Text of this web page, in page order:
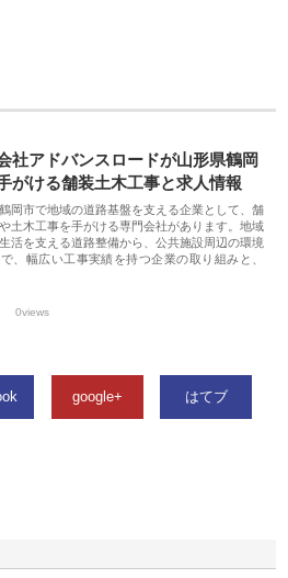
社アドバンスロードが山形県鶴岡
がける舗装土木工事と求人情報
岡市で地域の道路基盤を支える企業として、舗
土木工事を手がける専門会社があります。地域
活を支える道路整備から、公共施設周辺の環境
、幅広い工事実績を持つ企業の取り組みと、
0views
google+ はてブ